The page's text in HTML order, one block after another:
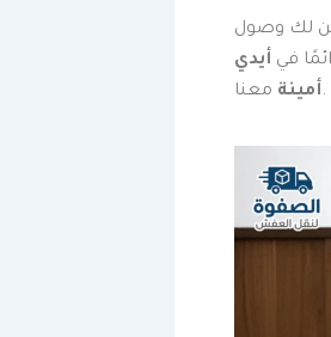
لك وصول
في أيدي
أمينةمعنا.